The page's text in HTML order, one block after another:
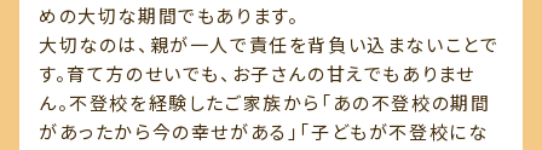
めの大切な期間でもあります。
大切なのは、親が一人で責任を背負い込まないことで
す。育て方のせいでも、お子さんの甘えでもありませ
ん。不登校を経験したご家族から「あの不登校の期間
があったから今の幸せがある」「子どもが不登校にな